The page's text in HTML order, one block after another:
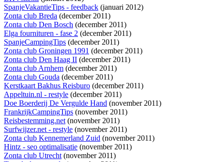
SpanjeVakantieTips - feedback (januari 2012)
Zonta club Breda (december 2011)
Zonta club Den Bosch (december 2011)
Elga fournituren - fase 2 (december 2011)
SpanjeCampingTips (december 2011)
Zonta club Groningen 1991 (december 2011)
Zonta club Den Haag II (december 2011)
Zonta club Arnhem (december 2011)
Zonta club Gouda (december 2011)
Kerstkaart Bakhus Reisburo (december 2011)
Appeltuin.nl - restyle (december 2011)
Doe Boerderij De Vergulde Hand (november 2011)
FrankrijkCampingTips (november 2011)
Reisbestemming.net(november 2011)
Surfwijzer.net - restyle (november 2011)
Zonta club Kennemerland Zuid (november 2011)
Hintz - seo optimalisatie (november 2011)
Zonta club Utrecht(november 2011)